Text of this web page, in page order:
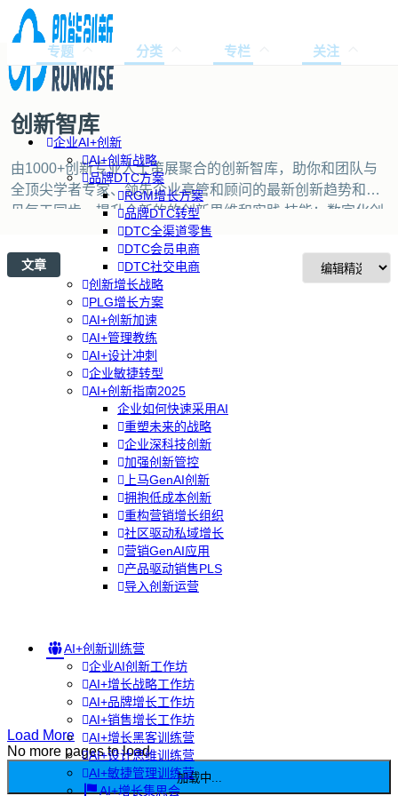
企业AI+创新
AI+创新战略
品牌DTC方案
RGM增长方案
品牌DTC转型
DTC全渠道零售
DTC会员电商
DTC社交电商
创新增长战略
PLG增长方案
AI+创新加速
AI+管理教练
AI+设计冲刺
企业敏捷转型
AI+创新指南2025
企业如何快速采用AI
重塑未来的战略
企业深科技创新
加强创新管控
上马GenAI创新
拥抱低成本创新
重构营销增长组织
社区驱动私域增长
营销GenAI应用
产品驱动销售PLS
导入创新运营
AI+创新训练营
企业AI创新工作坊
AI+增长战略工作坊
AI+品牌增长工作坊
AI+销售增长工作坊
AI+增长黑客训练营
AI+设计思维训练营
AI+敏捷管理训练营
AI+增长集思会
专题 分类 专栏 关注
创新智库
由1000+创新专业人士策展聚合的创新智库，助你和团队与
全顶尖学者专家、领先企业高管和顾问的最新创新趋势和洞
见每天同步，提升全新的的创新思维和实践 技能：数字化创
新、精益创业、设计思维、产品设计、增长运营、数据科
学、敏捷管理、实用领导力。也欢迎你加入我们创作者队
伍，创作分享和交流创新知识和洞见。
文章
Load More
No more pages to load
加载中...